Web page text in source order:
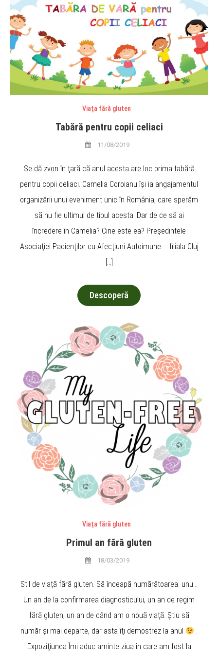
Viaţa fără gluten
Tabără pentru copii celiaci
11/08/2019
Se dă zvon în ţară că anul acesta are loc prima tabără
pentru copii celiaci. Camelia Coroianu îşi ia angajamentul
organizării unui eveniment unic în România, care sperăm
să nu fie ultimul de tipul acesta. Dar de ce să ai
încredere în Camelia? Cine este ea? Preşedintele
Asociaţiei Pacienţilor cu Afecţiuni Autoimune – filiala Cluj
[…]
Descoperă
Viaţa fără gluten
Primul an fără gluten
18/03/2019
Stil de viaţă fără gluten. Să înceapă numărătoarea: unu…
Un an de la confirmarea diagnosticului, un an de regim
fără gluten, un an de când am o nouă viaţă. Ştiu să
număr şi mai departe, dar asta îţi demostrez la anul
.
Expoziţiunea Îmi aduc aminte ziua în care am fost la